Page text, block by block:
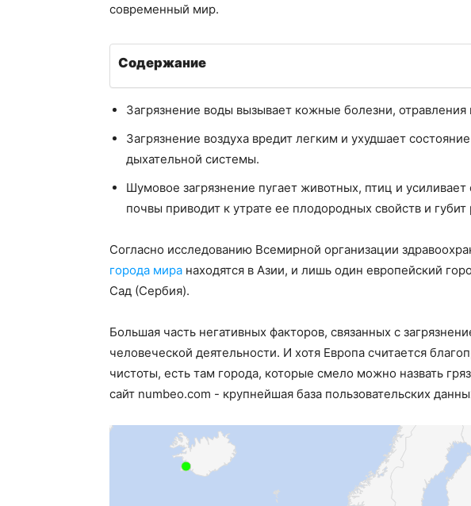
современный мир.
Содержание
Загрязнение воды вызывает кожные болезни,
Загрязнение воздуха вредит легким и ухудшает
дыхательной системы.
Шумовое загрязнение пугает животных, птиц и
почвы приводит к утрате ее плодородных свойств и губит
Согласно исследованию Всемирной организации
города мира находятся в Азии, и лишь один европейский
Сад (Сербия).
Большая часть негативных факторов, связанных с
человеческой деятельности. И хотя Европа считается
чистоты, есть там города, которые смело можно назвать
сайт numbeo.com - крупнейшая база пользовательских